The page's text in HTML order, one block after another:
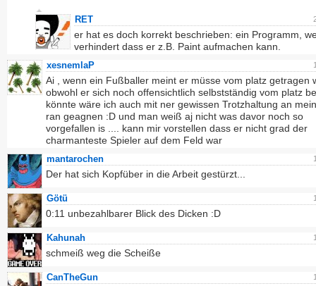
RET
er hat es doch korrekt beschrieben: ein Programm,
verhindert dass er z.B. Paint aufmachen kann.
xesnemlaP
Ai , wenn ein Fußballer meint er müsse vom platz getragen
obwohl er sich noch offensichtlich selbstständig vom platz
könnte wäre ich auch mit ner gewissen Trotzhaltung an
ran geagnen :D und man weiß aj nicht was davor noch so
vorgefallen is .... kann mir vorstellen dass er nicht grad der
charmanteste Spieler auf dem Feld war
mantarochen
Der hat sich Kopfüber in die Arbeit gestürzt...
Götü
0:11 unbezahlbarer Blick des Dicken :D
Kahunah
schmeiß weg die Scheiße
CanTheGun